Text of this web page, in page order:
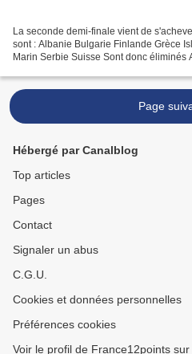
La seconde demi-finale vient de
sont : Albanie Bulgarie Finlande Grèce
Marin Serbie Suisse Sont donc éliminés
Page
Hébergé par Canalblog
Top articles
Pages
Contact
Signaler un abus
C.G.U.
Cookies et données personnelles
Préférences cookies
Voir le profil de France12points